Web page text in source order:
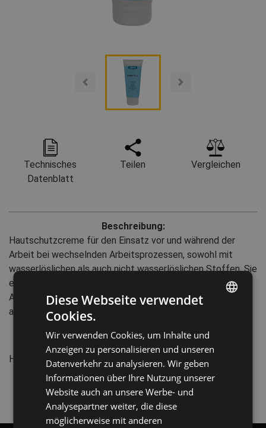
Technisches
Datenblatt
Teilen Vergleichen
Beschreibung:
Hautschutzcreme für den Einsatz vor und während der
Arbeit bei wechselnden Arbeitsprozessen, sowohl mit
wasserlöslichen als auch nicht wasserlöslichen Stoffen. Sie
enthält keine Duftstoffe und schützt die Haut effektiv.
Anwendung: Auf die sauberen und trockenen Hände
auftragen.
Eigenschaften:
Hergestellt in der EU
CZECH
HUNGARIAN
SLOVAK
ROMANIAN
Diese Webseite verwendet
Cookies.
Wir verwenden Cookies, um Inhalte und
Anzeigen zu personalisieren und unseren
Datenverkehr zu analysieren. Wir geben
Informationen über Ihre Nutzung unserer
Website auch an unsere Werbe- und
Analysepartner weiter, die diese
möglicherweise mit anderen